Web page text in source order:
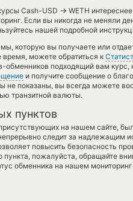
Cash-USD → WETH
Если вы никогда не меняли
нашей подробной
которую вы получаете или
можете обратиться к
обменников подходящий вам курс,
и получите сообщение о
не показаны, вы всегда можете
транзитной валюты.
пунктов
на нашем сайте,
следит за надлежащим
повысить безопасность
пожалуйста, обращайте
обменника на нашем